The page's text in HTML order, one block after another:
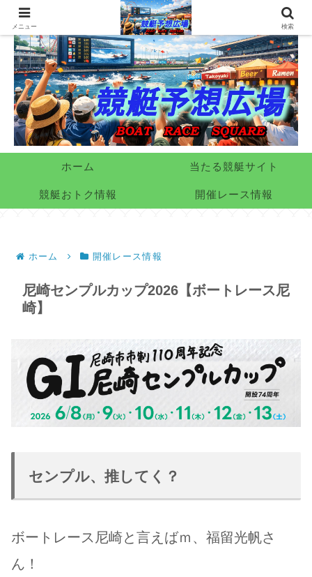
ホーム 当たる競艇サイト
競艇おトク情報 開催レース情報
ホーム 開催レース情報
尼崎センプルカップ2026【ボートレース尼
崎】
センプル、推してく？
ボートレース尼崎と言えばｍ、福留光帆さ
ん！
メニュー 検索